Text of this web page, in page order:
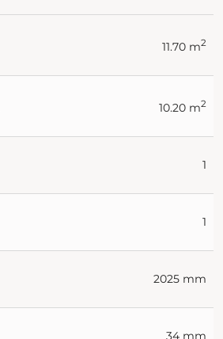
11.70 m2
10.20 m2
1
1
2025 mm
34 mm